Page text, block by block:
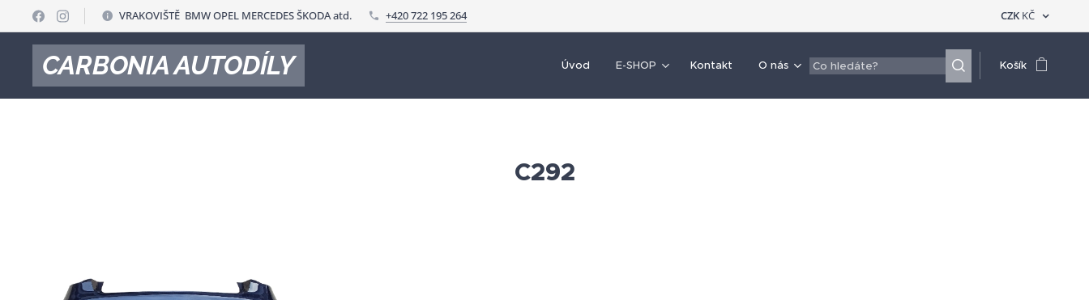
VRAKOVIŠTĚ BMW OPEL MERCEDES ŠKODA atd. +420 722 195 264 CZK KČ
CARBONIA AUTODÍLY Úvod E-SHOP Kontakt O nás Košík
C292